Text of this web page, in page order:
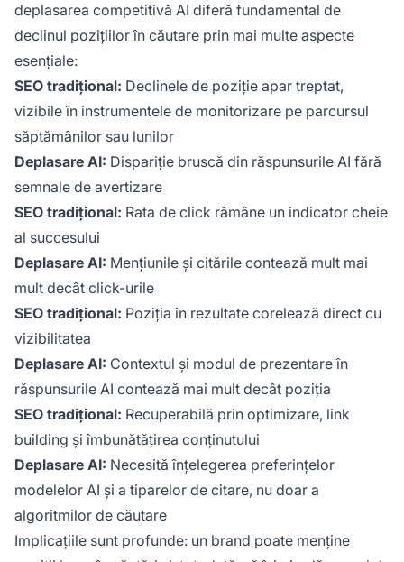
deplasarea competitivă AI diferă fundamental de
declinul pozițiilor în căutare prin mai multe aspecte
esențiale:
SEO tradițional: Declinele de poziție apar treptat,
vizibile în instrumentele de monitorizare pe parcursul
săptămânilor sau lunilor
Deplasare AI: Dispariție bruscă din răspunsurile AI fără
semnale de avertizare
SEO tradițional: Rata de click rămâne un indicator cheie
al succesului
Deplasare AI: Mențiunile și citările contează mult mai
mult decât click-urile
SEO tradițional: Poziția în rezultate corelează direct cu
vizibilitatea
Deplasare AI: Contextul și modul de prezentare în
răspunsurile AI contează mai mult decât poziția
SEO tradițional: Recuperabilă prin optimizare, link
building și îmbunătățirea conținutului
Deplasare AI: Necesită înțelegerea preferințelor
modelelor AI și a tiparelor de citare, nu doar a
algoritmilor de căutare
Implicațiile sunt profunde: un brand poate menține